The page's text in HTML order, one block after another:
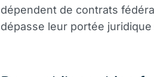
dépendent de contrats
dépasse leur portée